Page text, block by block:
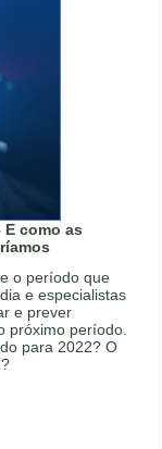
como as
o período que
e especialistas
e prever
próximo período.
para 2022? O